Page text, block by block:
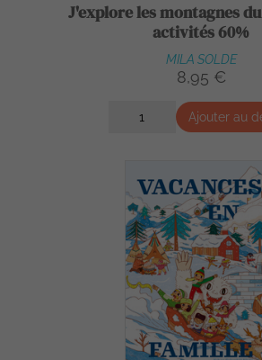
J'explore les montagnes
activités 60%
MILA SOLDE
8,95 €
Ajouter au